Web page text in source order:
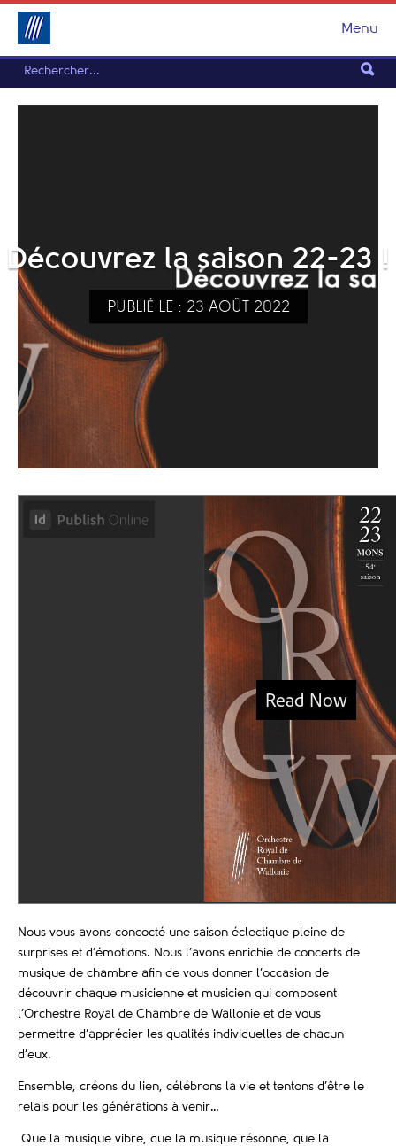
Menu
Découvrez la saison 22-23 !
PUBLIÉ LE : 23 AOÛT 2022
Nous vous avons concocté une saison éclectique pleine de
surprises et d’émotions. Nous l’avons enrichie de concerts de
musique de chambre afin de vous donner l’occasion de
découvrir chaque musicienne et musicien qui composent
l’Orchestre Royal de Chambre de Wallonie et de vous
permettre d’apprécier les qualités individuelles de chacun
d’eux.
Ensemble, créons du lien, célébrons la vie et tentons d’être le
relais pour les générations à venir…
Que la musique vibre, que la musique résonne, que la